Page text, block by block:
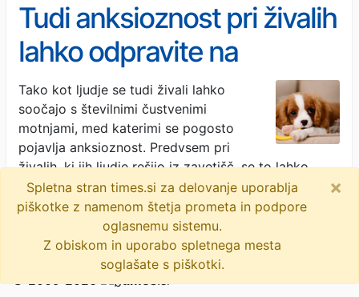
Tudi anksioznost pri živalih
lahko odpravite na
povsem naraven način
Tako kot ljudje se tudi živali lahko
soočajo s številnimi čustvenimi
motnjami, med katerimi se pogosto
pojavlja anksioznost. Predvsem pri
živalih, ki jih ljudje rešijo iz zavetišč, se to lahko …
Dnevnik · 1M
glasba sprostitev hišni ljubljenčki
Spletna stran times.si za delovanje uporablja
piškotke z namenom štetja prometa in podpore
oglasnemu sistemu.
Z obiskom in uporabo spletnega mesta
soglašate s piškotki.
×
© 2009-2026 times.si